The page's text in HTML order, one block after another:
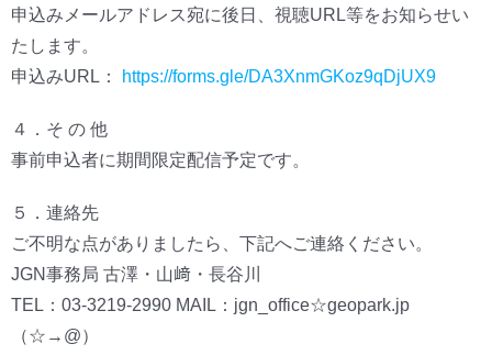
申込みメールアドレス宛に後日、視聴URL等をお知らせい
たします。
申込みURL：
https://forms.gle/DA3XnmGKoz9qDjUX9
４．そ の 他
事前申込者に期間限定配信予定です。
５．連絡先
ご不明な点がありましたら、下記へご連絡ください。
JGN事務局 古澤・山﨑・長谷川
TEL：03-3219-2990 MAIL：jgn_office☆geopark.jp
（☆→@）